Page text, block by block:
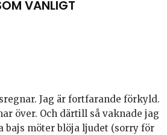
VANLIGT
Jag är fortfarande förkyld.
över. Och därtill så vaknade jag
bajs möter blöja ljudet (sorry för